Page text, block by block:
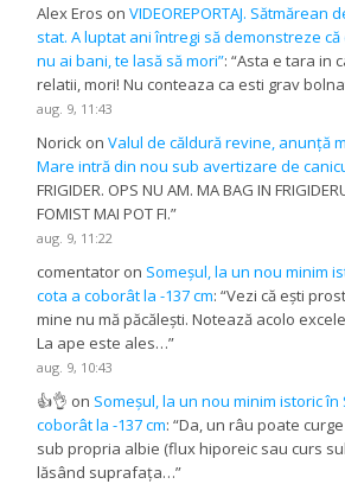
Alex Eros onVIDEOREPORTAJ. Sătmărean
stat. A luptat ani întregi să demonstreze că
nu ai bani, te lasă să mori”: “Asta e tara in
relatii, mori! Nu conteaza ca esti grav
aug. 9, 11:43
Norick onValul de căldură revine, anunță
Mare intră din nou sub avertizare de
FRIGIDER. OPS NU AM. MA BAG IN
FOMIST MAI POT FI.”
aug. 9, 11:22
comentator on Someșul, la un nou minim
cota a coborât la -137 cm: “Vezi că ești
mine nu mă păcălești. Notează acolo
La ape este ales…”
aug. 9, 10:43
👍👌 on Someșul, la un nou minim istoric în
coborât la -137 cm: “Da, un râu poate
sub propria albie (flux hiporeic sau curs
lăsând suprafața…”